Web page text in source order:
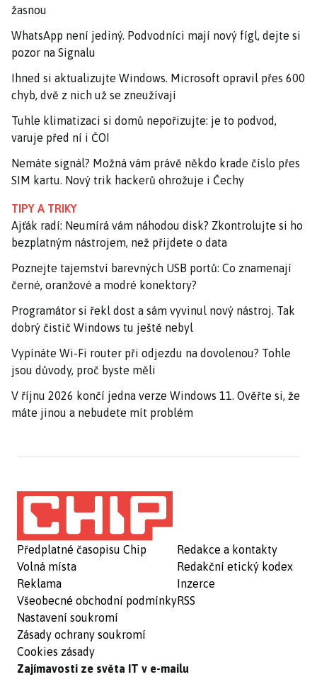
žasnou
WhatsApp není jediný. Podvodníci mají nový fígl, dejte si
pozor na Signalu
Ihned si aktualizujte Windows. Microsoft opravil přes 600
chyb, dvě z nich už se zneužívají
Tuhle klimatizaci si domů nepořizujte: je to podvod,
varuje před ní i ČOI
Nemáte signál? Možná vám právě někdo krade číslo přes
SIM kartu. Nový trik hackerů ohrožuje i Čechy
TIPY A TRIKY
Ajťák radí: Neumírá vám náhodou disk? Zkontrolujte si ho
bezplatným nástrojem, než přijdete o data
Poznejte tajemství barevných USB portů: Co znamenají
černé, oranžové a modré konektory?
Programátor si řekl dost a sám vyvinul nový nástroj. Tak
dobrý čistič Windows tu ještě nebyl
Vypínáte Wi-Fi router při odjezdu na dovolenou? Tohle
jsou důvody, proč byste měli
V říjnu 2026 končí jedna verze Windows 11. Ověřte si, že
máte jinou a nebudete mít problém
Předplatné časopisu Chip
Volná místa
Reklama
Všeobecné obchodní podmínky
Nastavení soukromí
Zásady ochrany soukromí
Cookies zásady
Redakce a kontakty
Redakční etický kodex
Inzerce
RSS
Zajímavosti ze světa IT v e-mailu